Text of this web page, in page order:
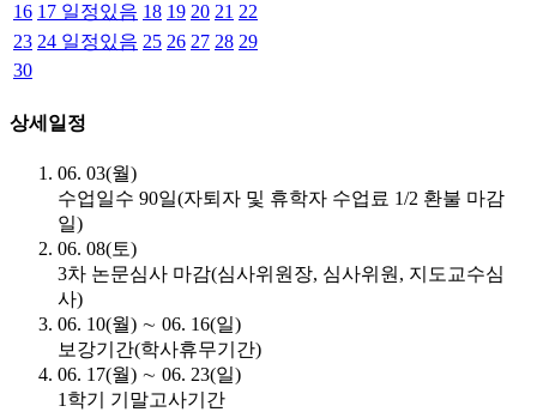
16 17 일정있음 18 19 20 21 22
23 24 일정있음 25 26 27 28 29
30
상세일정
06. 03(월)
수업일수 90일(자퇴자 및 휴학자 수업료 1/2 환불 마감
일)
06. 08(토)
3차 논문심사 마감(심사위원장, 심사위원, 지도교수심
사)
06. 10(월) ∼ 06. 16(일)
보강기간(학사휴무기간)
06. 17(월) ∼ 06. 23(일)
1학기 기말고사기간